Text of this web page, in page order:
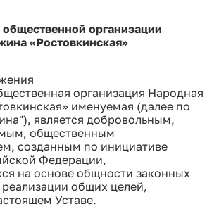
общественной организации
«Ростовкинская»
организация Народная
именуемая (далее по
является добровольным,
общественным
созданным по инициативе
Федерации,
на основе общности законных
реализации общих целей,
Уставе.